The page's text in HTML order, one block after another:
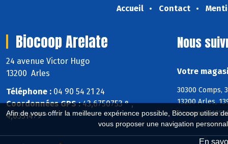
Afin de vous offrir la meilleure expérience possible, Biocoop utilise
vous proposer une navigation
En
Accueil Contact
Biocoop Arelate
24 avenue Victor Hugo
13200 Arles
Téléphone : 04 90 54 21 24
Coordonnées GPS :43,6750753 ° ,
4,6351479 °
Nous
Votre
30300 Comps,
13200 Arles,
Provence,